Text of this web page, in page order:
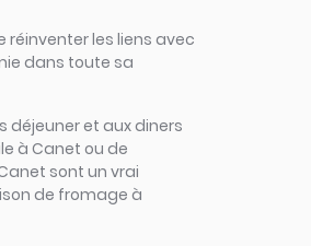
les liens avec
dans toute sa
déjeuner et aux diners
à Canet ou de
sont un vrai
de fromage à